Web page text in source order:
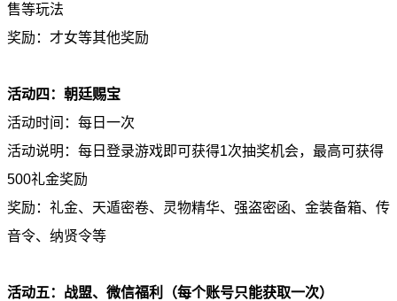
售等玩法
奖励：才女等其他奖励
活动四：朝廷赐宝
活动时间：每日一次
活动说明：每日登录游戏即可获得1次抽奖机会，最高可获得
500礼金奖励
奖励：礼金、天遁密卷、灵物精华、强盗密函、金装备箱、传
音令、纳贤令等
活动五：战盟、微信福利（每个账号只能获取一次）